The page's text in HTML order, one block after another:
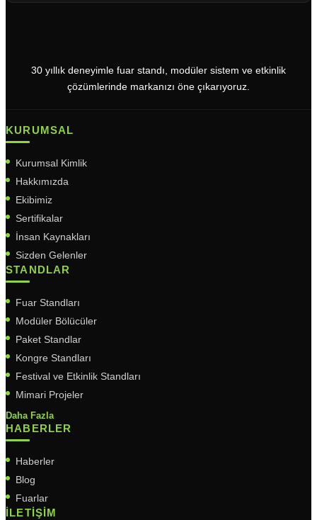
30 yıllık deneyimle fuar standı, modüler sistem ve etkinlik
çözümlerinde markanızı öne çıkarıyoruz.
KURUMSAL
Kurumsal Kimlik
Hakkımızda
Ekibimiz
Sertifikalar
İnsan Kaynakları
Sizden Gelenler
STANDLAR
Fuar Standları
Modüler Bölücüler
Paket Standlar
Kongre Standları
Festival ve Etkinlik Standları
Mimari Projeler
Daha Fazla
HABERLER
Haberler
Blog
Fuarlar
İLETIŞIM